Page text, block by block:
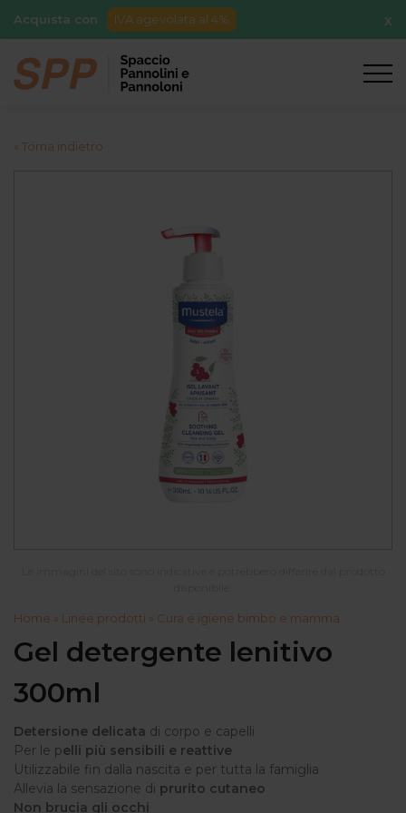
Acquista con IVA agevolata al 4% X
« Torna indietro
Home » Linee prodotti » Cura e igiene bimbo e mamma
Gel detergente lenitivo
300ml
Detersione delicata di corpo e capelli
Per le pelli più sensibili e reattive
Utilizzabile fin dalla nascita e per tutta la famiglia
Allevia la sensazione di prurito cutaneo
Non brucia gli occhi